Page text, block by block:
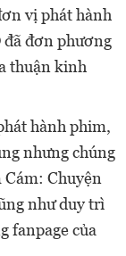
vị phát hành
đã đơn phương
thuận kinh
hành phim,
nhưng chúng
Chuyện
như duy trì
fanpage của